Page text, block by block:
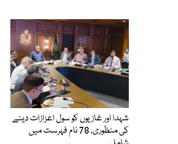
شہدا اور غازیوں کو سول اعزازات دینے
کی منظوری، 78 نام فہرست میں